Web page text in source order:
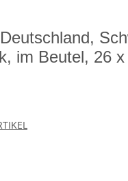
im Beutel, 26